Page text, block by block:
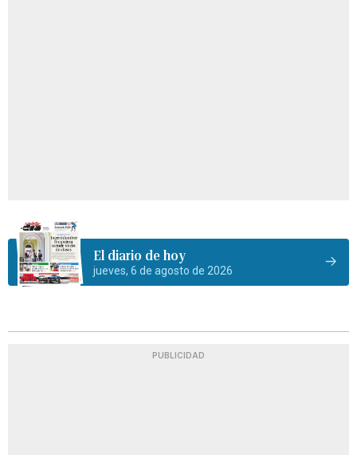
El diario de hoy
jueves, 6 de agosto de 2026
PUBLICIDAD